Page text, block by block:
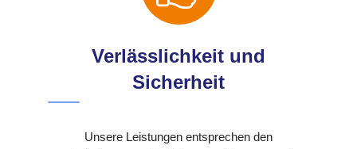
Verlässlichkeit und
Sicherheit
Unsere Leistungen entsprechen den